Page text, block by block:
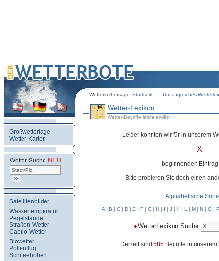
Wettervorhersage: Startseite Umfangreiches
Großwetterlage
Wetter-Karten
Wetter-Suche NEU
Satellitenbilder
Wassertemperatur
Pegelstände
Straßen-Wetter
Cabrio-Wetter
Biowetter
Pollenflug
Schneehöhen
Wetter-Lexikon
Wetter-Begriffe leicht erklärt
Leider konnten wir für in unserem
X
beginnenden
Bitte probieren Sie doch einen
Alphabetische
A| B | C| D| E | F| G | H| I | J| K | L | M| N| O| P
WetterLexikon Suche
Derzeit sind 585 Begriffe in